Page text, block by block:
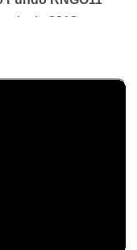
de 2012 e
desempenhar
também atua